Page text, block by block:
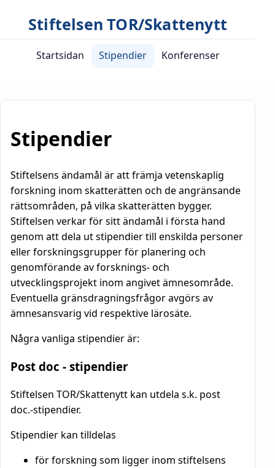
Stiftelsen TOR/Skattenytt
Startsidan Stipendier Konferenser
Stipendier
Stiftelsens ändamål är att främja vetenskaplig
forskning inom skatterätten och de angränsande
rättsområden, på vilka skatterätten bygger.
Stiftelsen verkar för sitt ändamål i första hand
genom att dela ut stipendier till enskilda personer
eller forskningsgrupper för planering och
genomförande av forsknings- och
utvecklingsprojekt inom angivet ämnesområde.
Eventuella gränsdragningsfrågor avgörs av
ämnesansvarig vid respektive lärosäte.
Några vanliga stipendier är:
Post doc - stipendier
Stiftelsen TOR/Skattenytt kan utdela s.k. post
doc.-stipendier.
Stipendier kan tilldelas
för forskning som ligger inom stiftelsens